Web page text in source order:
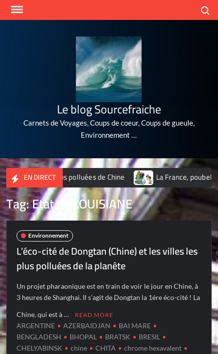
Skip
Le blog Sourcefraiche
Carnets de Voyages, Coups de coeur, Coups de gueule,
Environnement …
EN DIRECT
villes les plus polluées de Chine La France, poubelle
Tag:Etat de LOUISIANE
Environnement
L’éco-cité de Dongtan (Chine) et les villes les
plus polluées de la planête
Un projet pharaonique est en train de voir le jour en Chine, à
3 heures de Shanghai. Il s’agit de Dongtan la 1ére éco-cité ! La
Chine, qui est à … READ MORE
ARGENTINE AZERBAIDJAN
BAI MARE
BENGLADESH
BHOPAL BRATSK
BRESIL
CHELYABINSK
chine CHITA
chrome hexavalent